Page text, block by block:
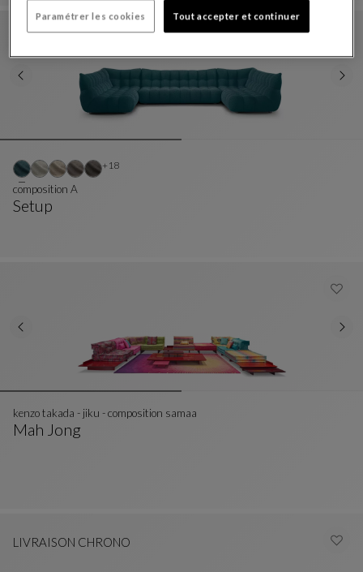
Setup
composition A
+18Autres coloris : 18 couleurs disponibles
Mah Jong
kenzo takada - jiku - composition samaa
LIVRAISON CHRONO
Paramétrer les cookies Tout accepter et continuer